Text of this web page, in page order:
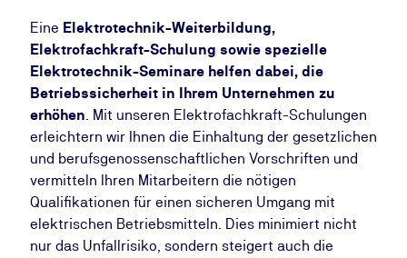
Eine Elektrotechnik-Weiterbildung,
Elektrofachkraft-Schulung sowie spezielle
Elektrotechnik-Seminare helfen dabei, die
Betriebssicherheit in Ihrem Unternehmen zu
erhöhen. Mit unseren Elektrofachkraft-Schulungen
erleichtern wir Ihnen die Einhaltung der gesetzlichen
und berufsgenossenschaftlichen Vorschriften und
vermitteln Ihren Mitarbeitern die nötigen
Qualifikationen für einen sicheren Umgang mit
elektrischen Betriebsmitteln. Dies minimiert nicht
nur das Unfallrisiko, sondern steigert auch die